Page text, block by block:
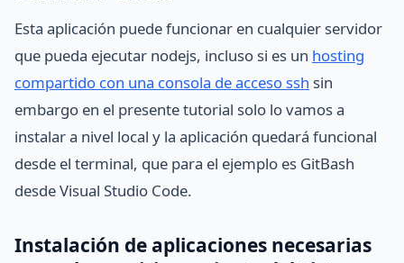
Esta aplicación puede funcionar en cualquier servidor
que pueda ejecutar nodejs, incluso si es un hosting
compartido con una consola de acceso ssh sin
embargo en el presente tutorial solo lo vamos a
instalar a nivel local y la aplicación quedará funcional
desde el terminal, que para el ejemplo es GitBash
desde Visual Studio Code.
Instalación de aplicaciones necesarias